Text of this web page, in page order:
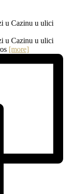
u Cazinu u ulici
u Cazinu u ulici
[more]